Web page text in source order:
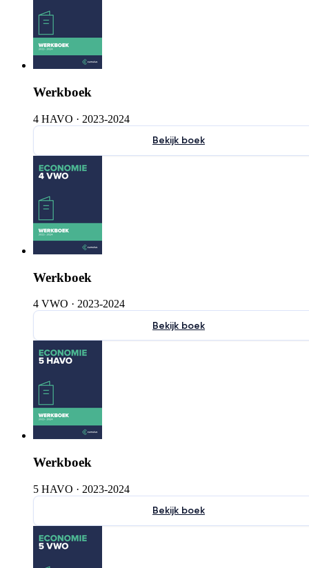
Werkboek
4 HAVO · 2023-2024
Bekijk boek
Werkboek
4 VWO · 2023-2024
Bekijk boek
Werkboek
5 HAVO · 2023-2024
Bekijk boek